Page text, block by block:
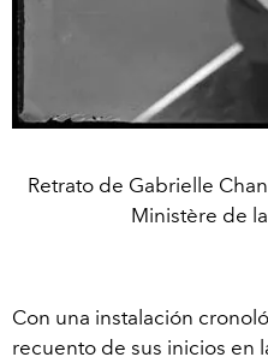
Retrato de Gabrielle
Ministère de
Con una instalación
recuento de sus inicios en